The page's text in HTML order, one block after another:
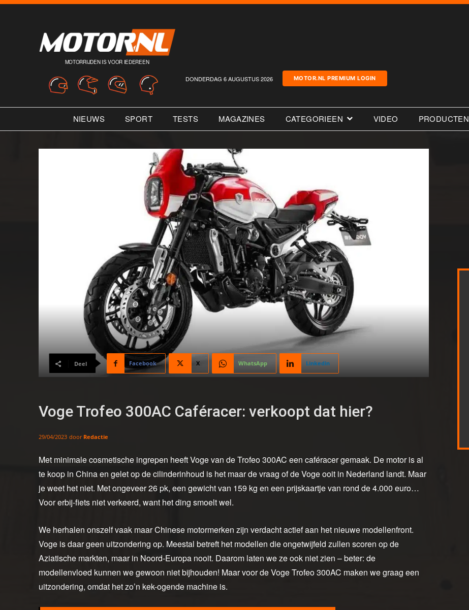
MOTORRIJDEN IS VOOR IEDEREEN
DONDERDAG 6 AUGUSTUS 2026 MOTOR.NL PREMIUM LOGIN
NIEUWS SPORT TESTS MAGAZINES CATEGORIEEN VIDEO PRODUCTEN
Deel Facebook X WhatsApp Linkedin
Voge Trofeo 300AC Caféracer: verkoopt dat hier?
29/04/2023 door Redactie
Met minimale cosmetische ingrepen heeft Voge van de Trofeo 300AC een caféracer gemaak. De motor is al
te koop in China en gelet op de cilinderinhoud is het maar de vraag of de Voge ooit in Nederland landt. Maar
je weet het niet. Met ongeveer 26 pk, een gewicht van 159 kg en een prijskaartje van rond de 4.000 euro…
Voor erbij-fiets niet verkeerd, want het ding smoelt wel.
We herhalen onszelf vaak maar Chinese motormerken zijn verdacht actief aan het nieuwe modellenfront.
Voge is daar geen uitzondering op. Meestal betreft het modellen die ongetwijfeld zullen scoren op de
Aziatische markten, maar in Noord-Europa nooit. Daarom laten we ze ook niet zien – beter: de
modellenvloed kunnen we gewoon niet bijhouden! Maar voor de Voge Trofeo 300AC maken we graag een
uitzondering, omdat het zo’n kek-ogende machine is.